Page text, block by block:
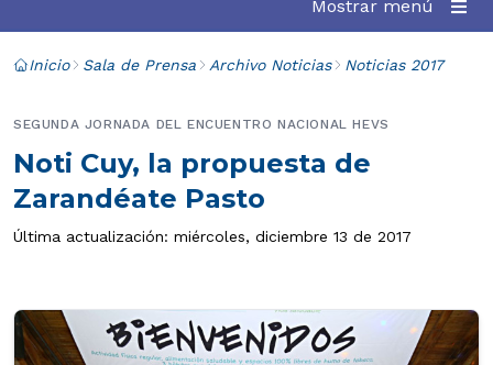
Mostrar menú
Inicio Sala de Prensa Archivo Noticias Noticias 2017
Noti Cuy, la propuesta de
Zarandéate Pasto
SEGUNDA JORNADA DEL ENCUENTRO NACIONAL HEVS
Última actualización: miércoles, diciembre 13 de 2017